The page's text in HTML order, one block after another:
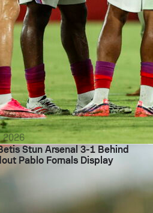
2026
Stun Arsenal 3-1 Behind
Pablo Fornals Display